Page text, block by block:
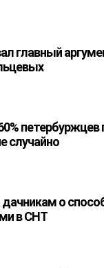
главный
петербуржцев
случайно
о
в СНТ